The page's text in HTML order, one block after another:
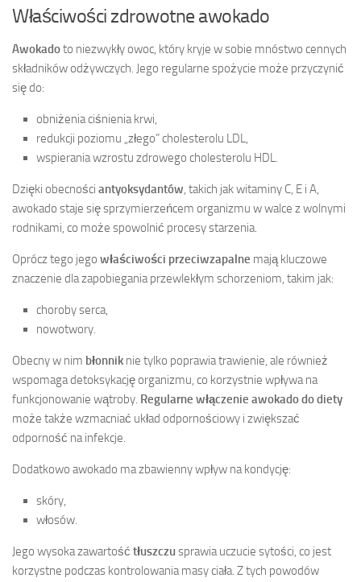
Właściwości zdrowotne awokado
Awokadoto niezwykły owoc, który kryje w sobie mnóstwo cennych
składników odżywczych. Jego regularne spożycie może przyczynić
się do:
obniżenia ciśnienia krwi,
redukcji poziomu „złego” cholesterolu LDL,
wspierania wzrostu zdrowego cholesterolu HDL.
Dzięki obecności antyoksydantów, takich jak witaminy C, E i A,
awokado staje się sprzymierzeńcem organizmu w walce z wolnymi
rodnikami, co może spowolnić procesy starzenia.
Oprócz tego jego właściwości przeciwzapalne mają kluczowe
znaczenie dla zapobiegania przewlekłym schorzeniom, takim jak:
choroby serca,
nowotwory.
Obecny w nim błonnik nie tylko poprawia trawienie, ale również
wspomaga detoksykację organizmu, co korzystnie wpływa na
funkcjonowanie wątroby. Regularne włączenie awokado do diety
może także wzmacniać układ odpornościowy i zwiększać
odporność na infekcje.
Dodatkowo awokado ma zbawienny wpływ na kondycję:
skóry,
włosów.
Jego wysoka zawartość tłuszczusprawia uczucie sytości, co jest
korzystne podczas kontrolowania masy ciała. Z tych powodów